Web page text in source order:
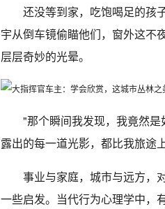
还没等到家，吃饱喝足的孩
宇从倒车镜偷瞄他们，窗外这不
层层奇妙的光晕。
"那个瞬间我发现，我竟然
露出的每一道光影，都比我旅途
事业与家庭，城市与远方，
一些启发。当代行为心理学中，